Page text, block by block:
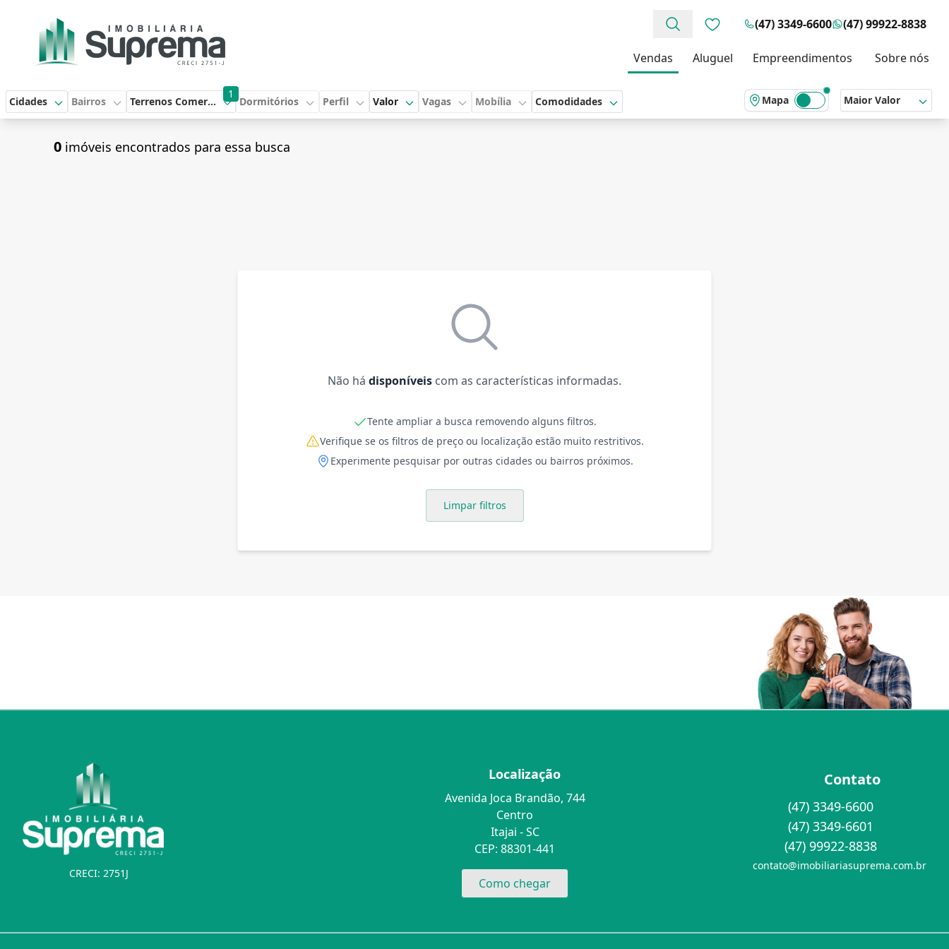
Favoritos (0 itens)
(47) 3349-6600 (47) 99922-8838
Vendas Aluguel Empreendimentos Sobre nós
Cidades Bairros
1
Terrenos Comerciais Dormitórios Perfil Valor Vagas Mobília Comodidades Mapa Maior Valor
0 imóveis encontrados para essa busca
Não há disponíveis com as características informadas.
Tente ampliar a busca removendo alguns filtros.
Verifique se os filtros de preço ou localização estão muito restritivos.
Experimente pesquisar por outras cidades ou bairros próximos.
Limpar filtros
CRECI: 2751J
Localização
Avenida Joca Brandão, 744
Centro
Itajai - SC
CEP: 88301-441
Como chegar
Contato
(47) 3349-6600
(47) 3349-6601
(47) 99922-8838
contato@imobiliariasuprema.com.br